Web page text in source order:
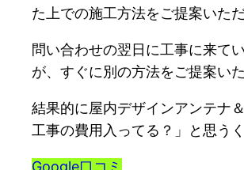
た上での施工方法をご提案いただ
問い合わせの翌日に工事に来て
が、すぐに別の方法をご提案い
結果的に屋内デザインアンテナ
工事の費用入ってる？」と思う
Google口コミ